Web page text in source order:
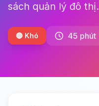
sách quản lý đô thị.
🔴 Khó 45 phút